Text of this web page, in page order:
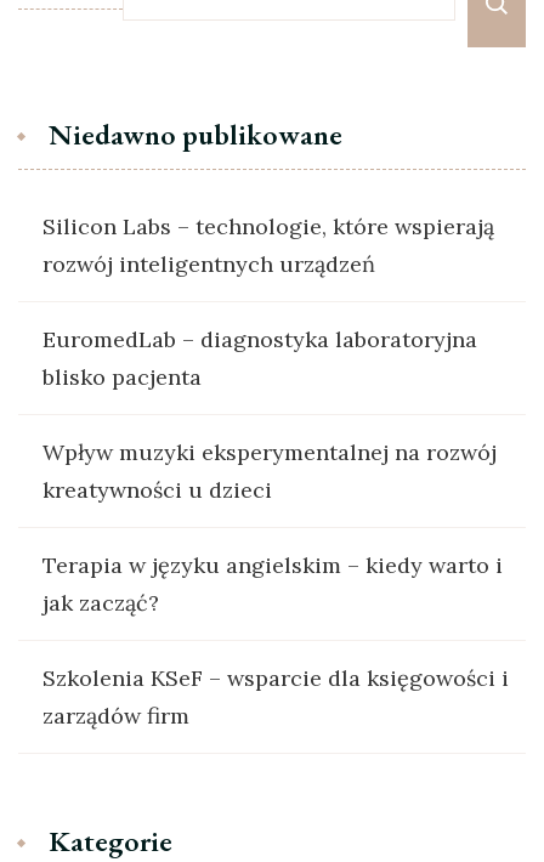
Niedawno publikowane
Silicon Labs – technologie, które wspierają
rozwój inteligentnych urządzeń
EuromedLab – diagnostyka laboratoryjna
blisko pacjenta
Wpływ muzyki eksperymentalnej na rozwój
kreatywności u dzieci
Terapia w języku angielskim – kiedy warto i
jak zacząć?
Szkolenia KSeF – wsparcie dla księgowości i
zarządów firm
Kategorie